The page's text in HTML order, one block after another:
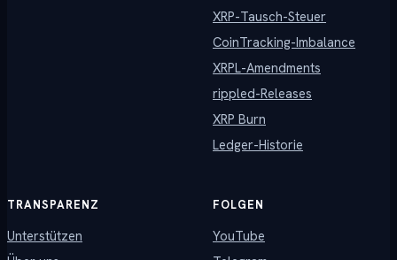
XRP-Tausch-Steuer
CoinTracking-Imbalance
XRPL-Amendments
rippled-Releases
XRP Burn
Ledger-Historie
TRANSPARENZ
Unterstützen
FOLGEN
YouTube